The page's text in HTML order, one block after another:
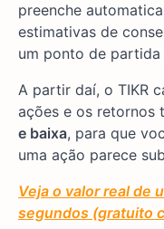
preenche
estimativas de
um ponto de
A partir daí, o TIKR
ações e os retornos
e baixa, para que
uma ação parece
Veja o valor real de
segundos (gratuito